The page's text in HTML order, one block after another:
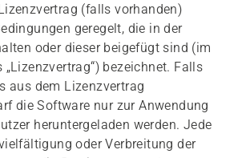
(falls vorhanden)
geregelt, die in der
oder dieser beigefügt sind (im
„Lizenzvertrag“) bezeichnet. Falls
aus dem Lizenzvertrag
die Software nur zur Anwendung
heruntergeladen werden. Jede
oder Verbreitung der